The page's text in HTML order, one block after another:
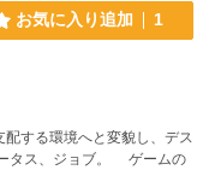
お気に入り追加 1
する環境へと変貌し、デス
タス、ジョブ。 ゲームの